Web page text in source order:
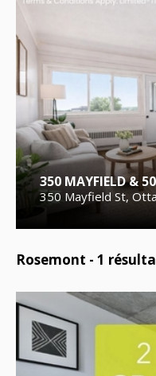
350 MAYFIELD &
350 Mayfield St,
Rosemont - 1